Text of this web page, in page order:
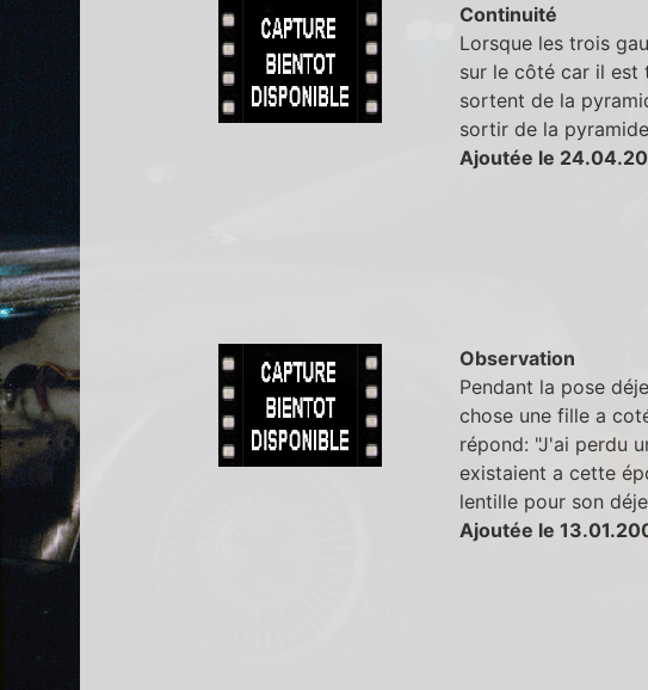
Continuité
Lorsque les trois
sur le côté car il est
sortent de la
sortir de la
Ajoutée le
Observation
Pendant la pose
chose une fille a
répond: "J'ai perdu
existaient a cette
lentille pour son
Ajoutée le